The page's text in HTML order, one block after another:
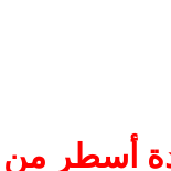
أسطر من